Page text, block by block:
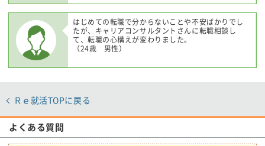
はじめての転職で分からないことや不安ばかりでし
たが、キャリアコンサルタントさんに転職相談し
て、転職の心構えが変わりました。
（24歳 男性）
Ｒｅ就活TOPに戻る
よくある質問